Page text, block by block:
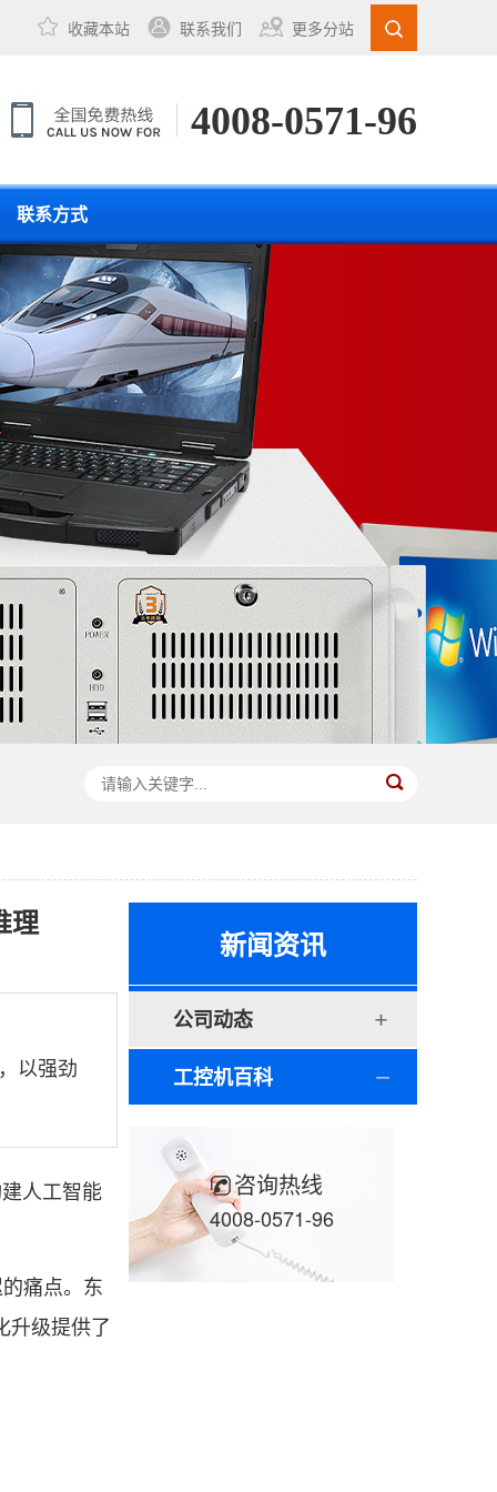
收藏本站 联系我们 更多分站
4008-0571-96
联系方式
新闻资讯
公司动态
工控机百科
咨询热线
4008-0571-96
理
以强劲
人工智能
痛点。东
升级提供了